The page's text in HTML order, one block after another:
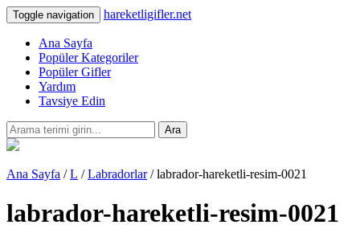
Toggle navigation hareketligifler.net
Ana Sayfa
Popüler Kategoriler
Popüler Gifler
Yardım
Tavsiye Edin
Ara
Ana Sayfa /L /Labradorlar/ labrador-hareketli-resim-0021
labrador-hareketli-resim-0021